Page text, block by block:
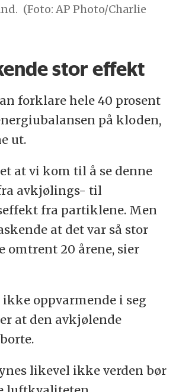
(Foto: AP Photo/Charlie
stor effekt
forklare hele 40 prosent
på kloden,
ut.
at vi kom til å se denne
avkjølings- til
fra partiklene. Men
at det var så stor
omtrent 20 årene, sier
oppvarmende i seg
at den avkjølende
likevel ikke verden bør